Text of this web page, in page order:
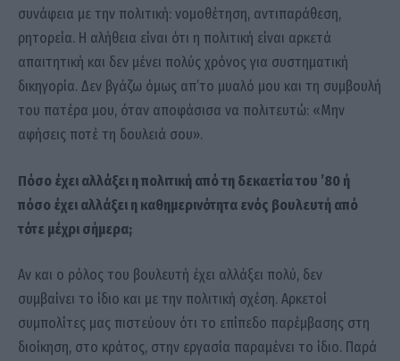
συνάφεια με την πολιτική: νομοθέτηση, αντιπαράθεση,
ρητορεία. Η αλήθεια είναι ότι η πολιτική είναι αρκετά
απαιτητική και δεν μένει πολύς χρόνος για συστηματική
δικηγορία. Δεν βγάζω όμως απ’το μυαλό μου και τη συμβουλή
του πατέρα μου, όταν αποφάσισα να πολιτευτώ: «Μην
αφήσεις ποτέ τη δουλειά σου».
Πόσο έχει αλλάξει η πολιτική από τη δεκαετία του ’80 ή
πόσο έχει αλλάξει η καθημερινότητα ενός βουλευτή από
τότε μέχρι σήμερα;
Αν και ο ρόλος του βουλευτή έχει αλλάξει πολύ, δεν
συμβαίνει το ίδιο και με την πολιτική σχέση. Αρκετοί
συμπολίτες μας πιστεύουν ότι το επίπεδο παρέμβασης στη
διοίκηση, στο κράτος, στην εργασία παραμένει το ίδιο. Παρά